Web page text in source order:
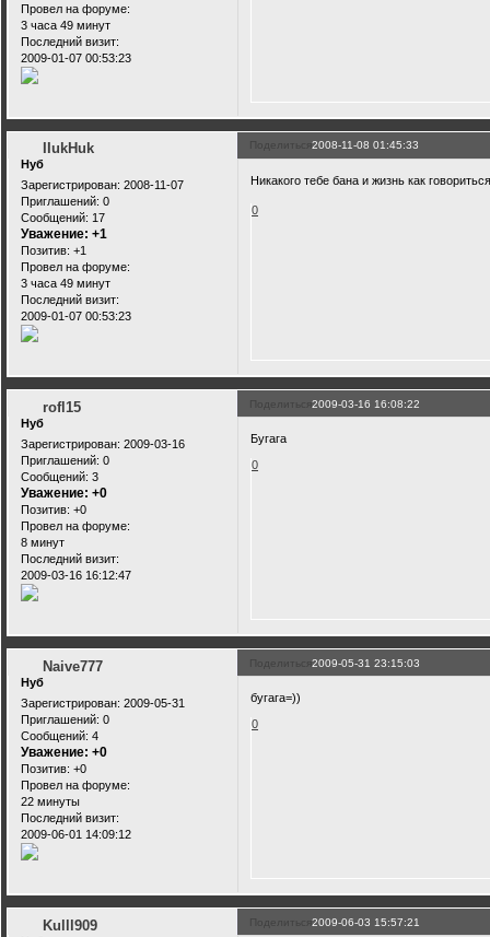
Провел на форуме:
3 часа 49 минут
Последний визит:
2009-01-07 00:53:23
Поделиться2008-11-08 01:45:33
IIukHuk
Нуб
Зарегистрирован: 2008-11-07
Приглашений: 0
Сообщений: 17
Уважение: +1
Позитив: +1
Провел на форуме:
3 часа 49 минут
Последний визит:
2009-01-07 00:53:23
Никакого тебе бана и жизнь как
0
Поделиться2009-03-16 16:08:22
rofl15
Нуб
Зарегистрирован: 2009-03-16
Приглашений: 0
Сообщений: 3
Уважение: +0
Позитив: +0
Провел на форуме:
8 минут
Последний визит:
2009-03-16 16:12:47
Бугага
0
Поделиться2009-05-31 23:15:03
Naive777
Нуб
Зарегистрирован: 2009-05-31
Приглашений: 0
Сообщений: 4
Уважение: +0
Позитив: +0
Провел на форуме:
22 минуты
Последний визит:
2009-06-01 14:09:12
бугага=))
0
Поделиться2009-06-03 15:57:21
Kulll909